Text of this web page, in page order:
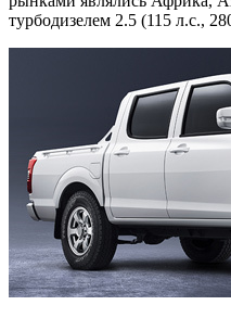
турбодизелем 2.5 (115 л.с.,